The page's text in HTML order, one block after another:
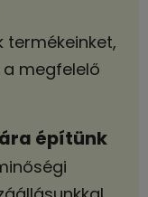
megfelelő
építünk